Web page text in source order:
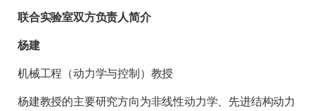
联合实验室双方负责人简介
杨建
机械工程（动力学与控制）教授
杨建教授的主要研究方向为非线性动力学、先进结构动力